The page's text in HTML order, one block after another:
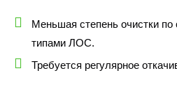
Меньшая степень очистки по
типами ЛОС.
Требуется регулярное